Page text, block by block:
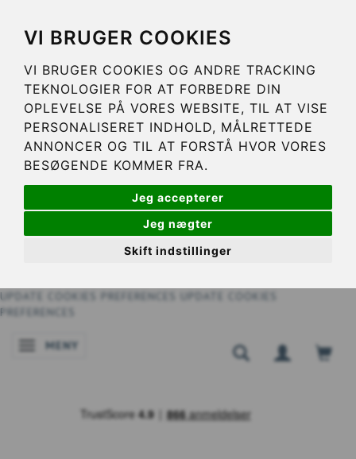
VI BRUGER COOKIES
VI BRUGER COOKIES OG ANDRE TRACKING
TEKNOLOGIER FOR AT FORBEDRE DIN
OPLEVELSE PÅ VORES WEBSITE, TIL AT VISE
PERSONALISERET INDHOLD, MÅLRETTEDE
ANNONCER OG TIL AT FORSTÅ HVOR VORES
BESØGENDE KOMMER FRA.
Jeg accepterer
Jeg nægter
Skift indstillinger
UPDATE COOKIES PREFERENCES
UPDATE COOKIES
PREFERENCES
ÄNDRA NAVIGERING
MENY